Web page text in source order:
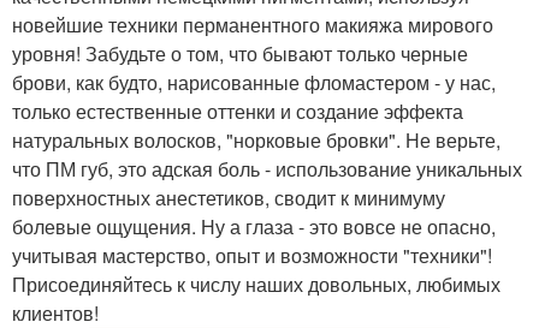
новейшие техники перманентного макияжа мирового
уровня! Забудьте о том, что бывают только черные
брови, как будто, нарисованные фломастером - у нас,
только естественные оттенки и создание эффекта
натуральных волосков, "норковые бровки". Не верьте,
что ПМ губ, это адская боль - использование уникальных
поверхностных анестетиков, сводит к минимуму
болевые ощущения. Ну а глаза - это вовсе не опасно,
учитывая мастерство, опыт и возможности "техники"!
Присоединяйтесь к числу наших довольных, любимых
клиентов!